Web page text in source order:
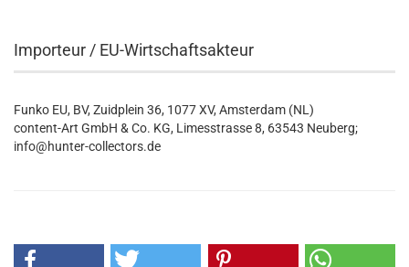
Importeur / EU-Wirtschaftsakteur
Funko EU, BV, Zuidplein 36, 1077 XV, Amsterdam (NL)
content-Art GmbH & Co. KG, Limesstrasse 8, 63543 Neuberg;
info@hunter-collectors.de